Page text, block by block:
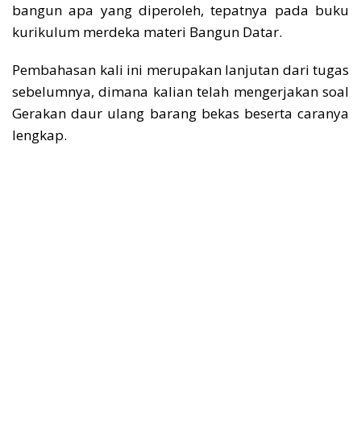
bangun apa yang diperoleh, tepatnya pada buku
kurikulum merdeka materi Bangun Datar.
Pembahasan kali ini merupakan lanjutan dari tugas
sebelumnya, dimana kalian telah mengerjakan soal
Gerakan daur ulang barang bekas beserta caranya
lengkap.